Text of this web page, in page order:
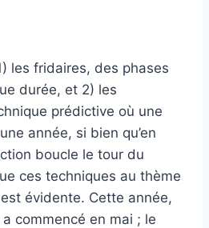
les fridaires, des phases
durée, et 2) les
prédictive où une
année, si bien qu’en
boucle le tour du
ces techniques au thème
est évidente. Cette année,
commencé en mai ; le